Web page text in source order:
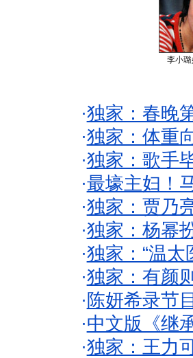
李小
·独家：春晚
·独家：体重
·独家：歌手
·最壕主妇！
·独家：贾乃
·独家：杨幂
·独家：“温
·独家：有颜
· 陈妍希录节
·中文版《继
·独家：王力